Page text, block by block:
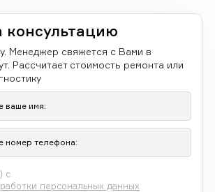
консультацию
Менеджер свяжется с Вами в
Рассчитает стоимость ремонта или
с
персональных данных